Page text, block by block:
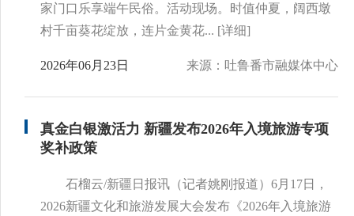
家门口乐享端午民俗。活动现场。时值仲夏，阔西墩
村千亩葵花绽放，连片金黄花... [详细]
2026年06月23日 来源：吐鲁番市融媒体中心
真金白银激活力 新疆发布2026年入境旅游专项
奖补政策
石榴云/新疆日报讯（记者姚刚报道）6月17日，
2026新疆文化和旅游发展大会发布《2026年入境旅游